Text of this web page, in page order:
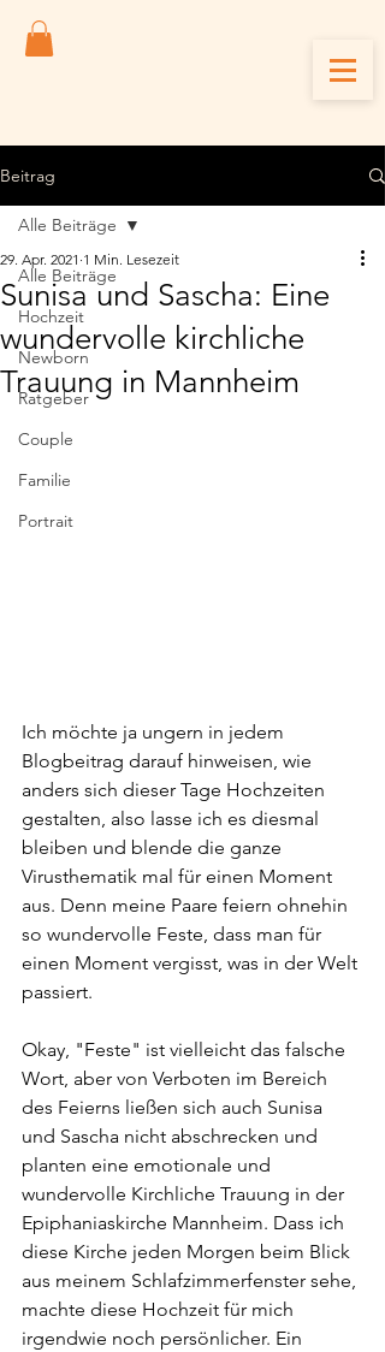
Beitrag
Alle Beiträge
Hochzeit
Newborn
Ratgeber
Couple
Familie
Portrait
Alle Beiträge
Sunisa und Sascha: Eine
wundervolle kirchliche
Trauung in Mannheim
29. Apr. 2021 1 Min. Lesezeit
Ich möchte ja ungern in jedem
Blogbeitrag darauf hinweisen, wie
anders sich dieser Tage Hochzeiten
gestalten, also lasse ich es diesmal
bleiben und blende die ganze
Virusthematik mal für einen Moment
aus. Denn meine Paare feiern ohnehin
so wundervolle Feste, dass man für
einen Moment vergisst, was in der Welt
passiert.
Okay, "Feste" ist vielleicht das falsche
Wort, aber von Verboten im Bereich
des Feierns ließen sich auch Sunisa
und Sascha nicht abschrecken und
planten eine emotionale und
wundervolle Kirchliche Trauung in der
Epiphaniaskirche Mannheim. Dass ich
diese Kirche jeden Morgen beim Blick
aus meinem Schlafzimmerfenster sehe,
machte diese Hochzeit für mich
irgendwie noch persönlicher. Ein